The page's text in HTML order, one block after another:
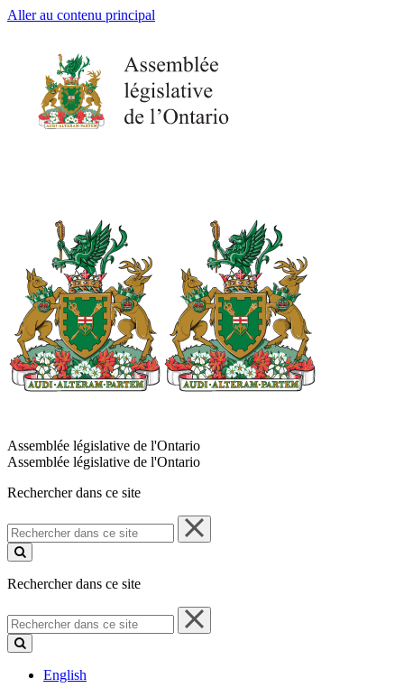
Aller au contenu principal
Assemblée législative de l'Ontario
Assemblée législative de l'Ontario
Rechercher dans ce site
Rechercher
dans
ce
Rechercher dans ce site
Rechercher
dans
ce
English